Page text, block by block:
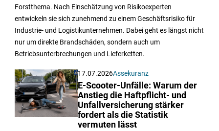
Forstthema. Nach Einschätzung von Risikoexperten
entwickeln sie sich zunehmend zu einem Geschäftsrisiko für
Industrie- und Logistikunternehmen. Dabei geht es längst nicht
nur um direkte Brandschäden, sondern auch um
Betriebsunterbrechungen und Lieferketten.
17.07.2026Assekuranz
E-Scooter-Unfälle: Warum der
Anstieg die Haftpflicht- und
Unfallversicherung stärker
fordert als die Statistik
vermuten lässt